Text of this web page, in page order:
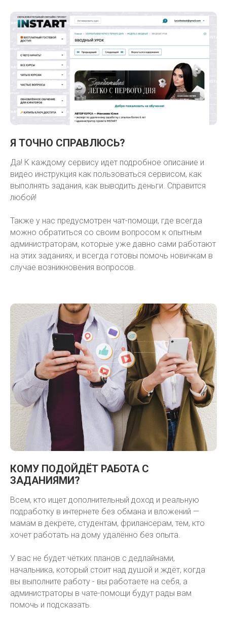
Я ТОЧНО СПРАВЛЮСЬ?
Да! К каждому сервису идет подробное описание и
видео инструкция как пользоваться сервисом, как
выполнять задания, как выводить деньги. Справится
любой!
Также у нас предусмотрен чат-помощи, где всегда
можно обратиться со своим вопросом к опытным
администраторам, которые уже давно сами работают
на этих заданиях, и всегда готовы помочь новичкам в
случае возникновения вопросов.
КОМУ ПОДОЙДЁТ РАБОТА С
ЗАДАНИЯМИ?
Всем, кто ищет дополнительный доход и реальную
подработку в интернете без обмана и вложений —
мамам в декрете, студентам, фрилансерам, тем, кто
хочет работать на дому удалённо без опыта.
У вас не будет чётких планов с дедлайнами,
начальника, который стоит над душой и ждёт, когда
вы выполните работу - вы работаете на себя, а
администраторы в чате-помощи будут рады вам
помочь и подсказать.